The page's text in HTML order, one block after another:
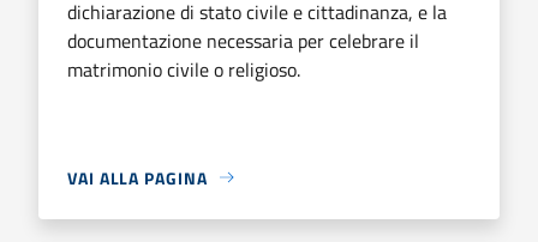
dichiarazione di stato civile e cittadinanza, e la
documentazione necessaria per celebrare il
matrimonio civile o religioso.
VAI ALLA PAGINA